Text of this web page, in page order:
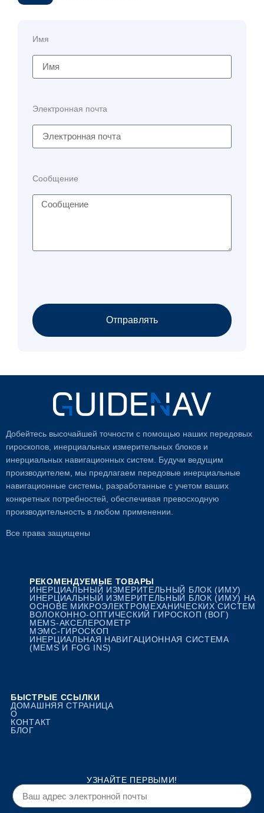
Имя
Электронная почта
Сообщение
Отправлять
Добейтесь высочайшей точности с помощью наших передовых
гироскопов, инерциальных измерительных блоков и
инерциальных навигационных систем. Будучи ведущим
производителем, мы предлагаем передовые инерциальные
навигационные системы, разработанные с учетом ваших
конкретных потребностей, обеспечивая превосходную
производительность в любом применении.
Все права защищены
РЕКОМЕНДУЕМЫЕ ТОВАРЫ
ИНЕРЦИАЛЬНЫЙ ИЗМЕРИТЕЛЬНЫЙ БЛОК (ИМУ)
ИНЕРЦИАЛЬНЫЙ ИЗМЕРИТЕЛЬНЫЙ БЛОК (ИМУ) НА
ОСНОВЕ МИКРОЭЛЕКТРОМЕХАНИЧЕСКИХ СИСТЕМ
ВОЛОКОННО-ОПТИЧЕСКИЙ ГИРОСКОП (ВОГ)
MEMS-АКСЕЛЕРОМЕТР
МЭМС-ГИРОСКОП
ИНЕРЦИАЛЬНАЯ НАВИГАЦИОННАЯ СИСТЕМА
(MEMS И FOG INS)
БЫСТРЫЕ ССЫЛКИ
ДОМАШНЯЯ СТРАНИЦА
О
КОНТАКТ
БЛОГ
УЗНАЙТЕ ПЕРВЫМИ!